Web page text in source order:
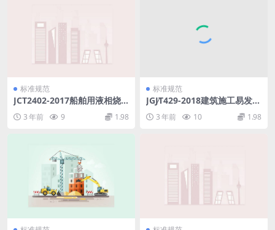
标准规范
JCT2402-2017船舶用液相烧
3 年前 9 1.98
标准规范
JGJ∕T429-2018建筑施工易发事
3 年前 10 1.98